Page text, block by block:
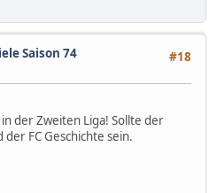
#18
Saison 74
der Zweiten Liga! Sollte der
FC Geschichte sein.